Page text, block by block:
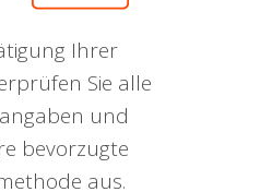
Ihrer
Sie alle
und
bevorzugte
aus.